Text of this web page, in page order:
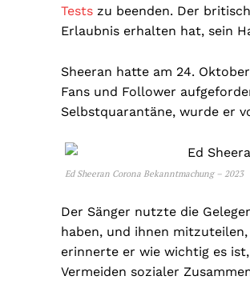
Tests zu beenden. Der
Erlaubnis erhalten hat, sein
Sheeran hatte am 24.
Fans und Follower
Selbstquarantäne, wurde er
Ed Sheeran Corona Bekanntmachung – 2023
Der Sänger nutzte die
haben, und ihnen
erinnerte er wie wichtig es
Vermeiden sozialer